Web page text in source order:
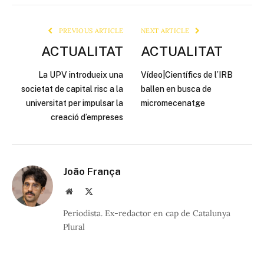
PREVIOUS ARTICLE
ACTUALITAT
La UPV introdueix una
societat de capital risc a la
universitat per impulsar la
creació d’empreses
NEXT ARTICLE
ACTUALITAT
Vídeo|Científics de l’IRB
ballen en busca de
micromecenatge
João França
Website
Periodista. Ex-redactor en cap de Catalunya
Plural